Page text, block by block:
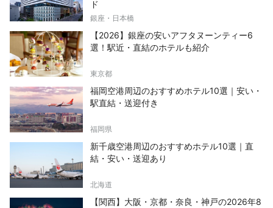
ド
銀座・日本橋
【2026】銀座の安いアフタヌーンティー6
選！駅近・直結のホテルも紹介
東京都
福岡空港周辺のおすすめホテル10選｜安い・
駅直結・送迎付き
福岡県
新千歳空港周辺のおすすめホテル10選｜直
結・安い・送迎あり
北海道
【関西】大阪・京都・奈良・神戸の2026年8